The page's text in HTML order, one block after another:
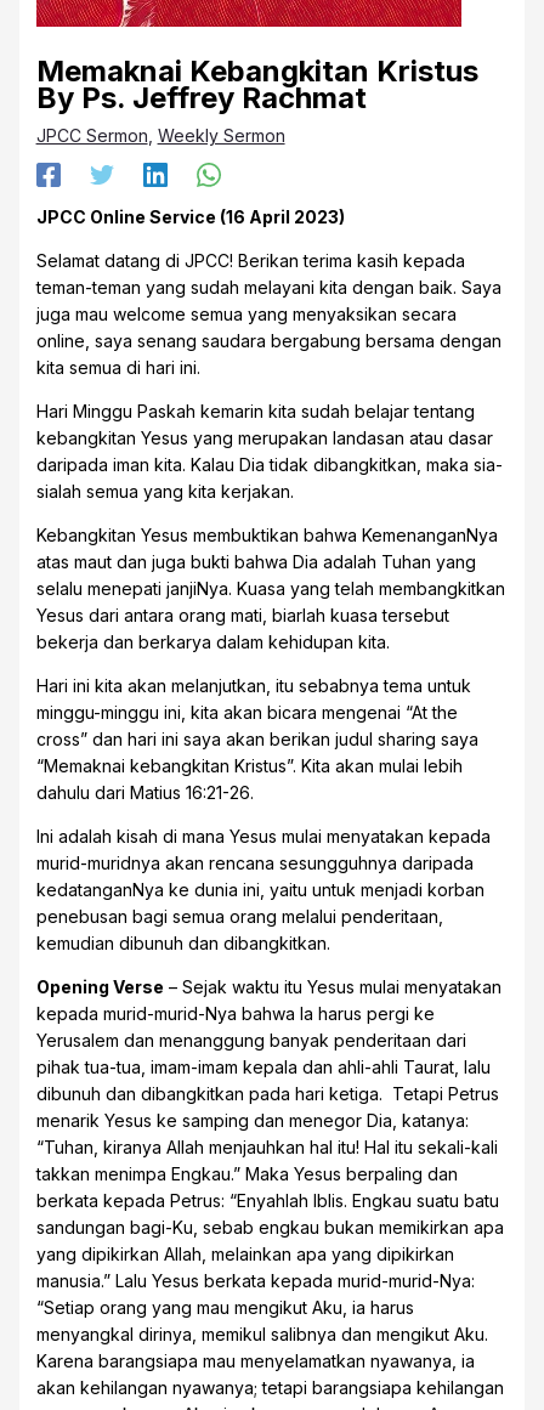
Memaknai Kebangkitan Kristus
By Ps. Jeffrey Rachmat
JPCC Sermon Weekly Sermon
JPCC Online Service (16 April 2023)
Selamat datang di JPCC! Berikan terima kasih kepada
teman-teman yang sudah melayani kita dengan baik. Saya
juga mau welcome semua yang menyaksikan secara
online, saya senang saudara bergabung bersama dengan
kita semua di hari ini.
Hari Minggu Paskah kemarin kita sudah belajar tentang
kebangkitan Yesus yang merupakan landasan atau dasar
daripada iman kita. Kalau Dia tidak dibangkitkan, maka sia-
sialah semua yang kita kerjakan.
Kebangkitan Yesus membuktikan bahwa KemenanganNya
atas maut dan juga bukti bahwa Dia adalah Tuhan yang
selalu menepati janjiNya. Kuasa yang telah membangkitkan
Yesus dari antara orang mati, biarlah kuasa tersebut
bekerja dan berkarya dalam kehidupan kita.
Hari ini kita akan melanjutkan, itu sebabnya tema untuk
minggu-minggu ini, kita akan bicara mengenai “At the
cross” dan hari ini saya akan berikan judul sharing saya
“Memaknai kebangkitan Kristus”. Kita akan mulai lebih
dahulu dari Matius 16:21-26.
Ini adalah kisah di mana Yesus mulai menyatakan kepada
murid-muridnya akan rencana sesungguhnya daripada
kedatanganNya ke dunia ini, yaitu untuk menjadi korban
penebusan bagi semua orang melalui penderitaan,
kemudian dibunuh dan dibangkitkan.
Opening Verse – Sejak waktu itu Yesus mulai menyatakan
kepada murid-murid-Nya bahwa Ia harus pergi ke
Yerusalem dan menanggung banyak penderitaan dari
pihak tua-tua, imam-imam kepala dan ahli-ahli Taurat, lalu
dibunuh dan dibangkitkan pada hari ketiga. Tetapi Petrus
menarik Yesus ke samping dan menegor Dia, katanya:
“Tuhan, kiranya Allah menjauhkan hal itu! Hal itu sekali-kali
takkan menimpa Engkau.” Maka Yesus berpaling dan
berkata kepada Petrus: “Enyahlah Iblis. Engkau suatu batu
sandungan bagi-Ku, sebab engkau bukan memikirkan apa
yang dipikirkan Allah, melainkan apa yang dipikirkan
manusia.” Lalu Yesus berkata kepada murid-murid-Nya:
“Setiap orang yang mau mengikut Aku, ia harus
menyangkal dirinya, memikul salibnya dan mengikut Aku.
Karena barangsiapa mau menyelamatkan nyawanya, ia
akan kehilangan nyawanya; tetapi barangsiapa kehilangan